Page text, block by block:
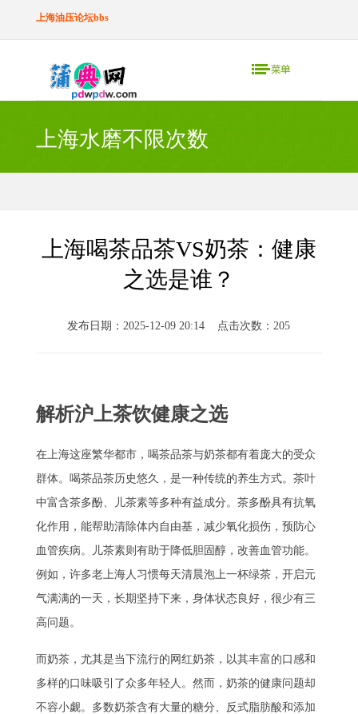
上海油压论坛bbs
上海水磨不限次数
上海喝茶品茶VS奶茶：健康
之选是谁？
发布日期：2025-12-09 20:14 点击次数：205
解析沪上茶饮健康之选
在上海这座繁华都市，喝茶品茶与奶茶都有着庞大的受众
群体。喝茶品茶历史悠久，是一种传统的养生方式。茶叶
中富含茶多酚、儿茶素等多种有益成分。茶多酚具有抗氧
化作用，能帮助清除体内自由基，减少氧化损伤，预防心
血管疾病。儿茶素则有助于降低胆固醇，改善血管功能。
例如，许多老上海人习惯每天清晨泡上一杯绿茶，开启元
气满满的一天，长期坚持下来，身体状态良好，很少有三
高问题。
而奶茶，尤其是当下流行的网红奶茶，以其丰富的口感和
多样的口味吸引了众多年轻人。然而，奶茶的健康问题却
不容小觑。多数奶茶含有大量的糖分、反式脂肪酸和添加